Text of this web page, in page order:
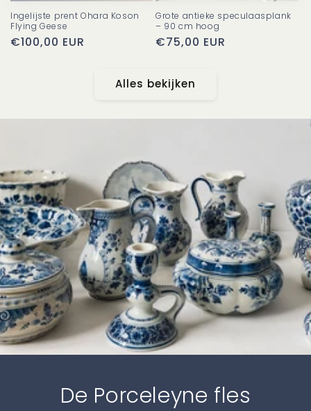
Ingelijste prent Ohara Koson
Flying Geese
Normale
€100,00 EUR
Grote antieke speculaasplank
– 90 cm hoog
Normale
€75,00 EUR
Alles bekijken
De Porceleyne fles